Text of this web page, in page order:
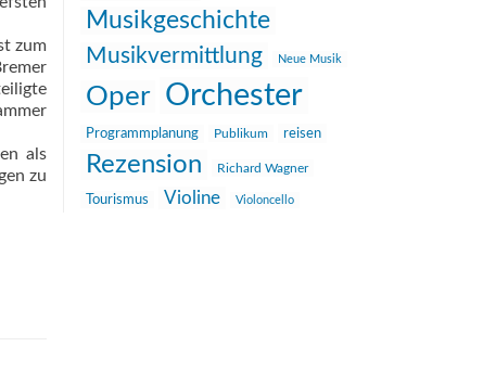
zum
als
zu
Musikgeschichte
Musikvermittlung Neue Musik
Oper Orchester
Programmplanung Publikum reisen
Rezension Richard Wagner
Tourismus Violine Violoncello